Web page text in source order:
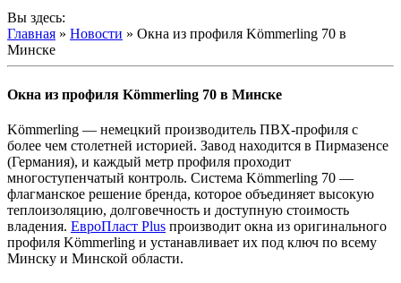
Вы здесь:
Главная » Новости » Окна из профиля Kömmerling 70 в
Минске
Окна из профиля Kömmerling 70 в Минске
Kömmerling — немецкий производитель ПВХ-профиля с
более чем столетней историей. Завод находится в Пирмазенсе
(Германия), и каждый метр профиля проходит
многоступенчатый контроль. Система Kömmerling 70 —
флагманское решение бренда, которое объединяет высокую
теплоизоляцию, долговечность и доступную стоимость
владения. ЕвроПласт Plus производит окна из оригинального
профиля Kömmerling и устанавливает их под ключ по всему
Минску и Минской области.